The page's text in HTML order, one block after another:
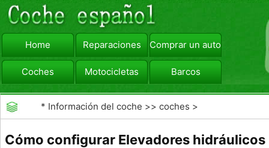
Home Reparaciones Comprar un automóvil
Coches Motocicletas Barcos
viajar Camiones
* Información del coche >>coches >
Cómo configurar Elevadores hidráulicos